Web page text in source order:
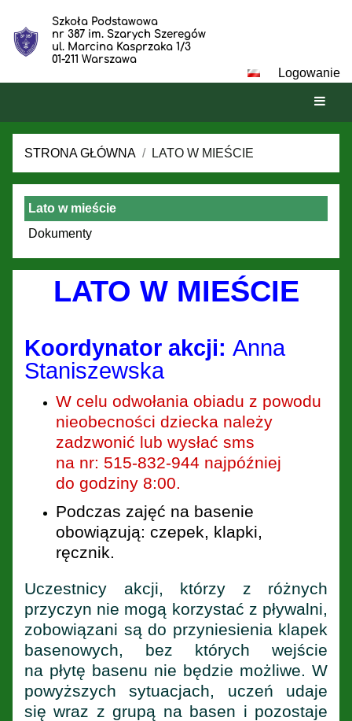
Szkoła Podstawowa
nr 387 im. Szarych Szeregów
ul. Marcina Kasprzaka 1/3
01-211 Warszawa
Logowanie
STRONA GŁÓWNA / LATO W MIEŚCIE
LATO
MIEŚCIE
Lato w mieście
Dokumenty
LATO W MIEŚCIE
Koordynator akcji: Anna
Staniszewska
W celu odwołania obiadu z powodu
nieobecności dziecka należy
zadzwonić lub wysłać sms
na nr: 515-832-944 najpóźniej
do godziny 8:00.
Podczas zajęć na basenie
obowiązują: czepek, klapki,
ręcznik.
Uczestnicy akcji, którzy z różnych
przyczyn nie mogą korzystać z pływalni,
zobowiązani są do przyniesienia klapek
basenowych, bez których wejście
na płytę basenu nie będzie możliwe. W
powyższych sytuacjach, uczeń udaje
się wraz z grupą na basen i pozostaje